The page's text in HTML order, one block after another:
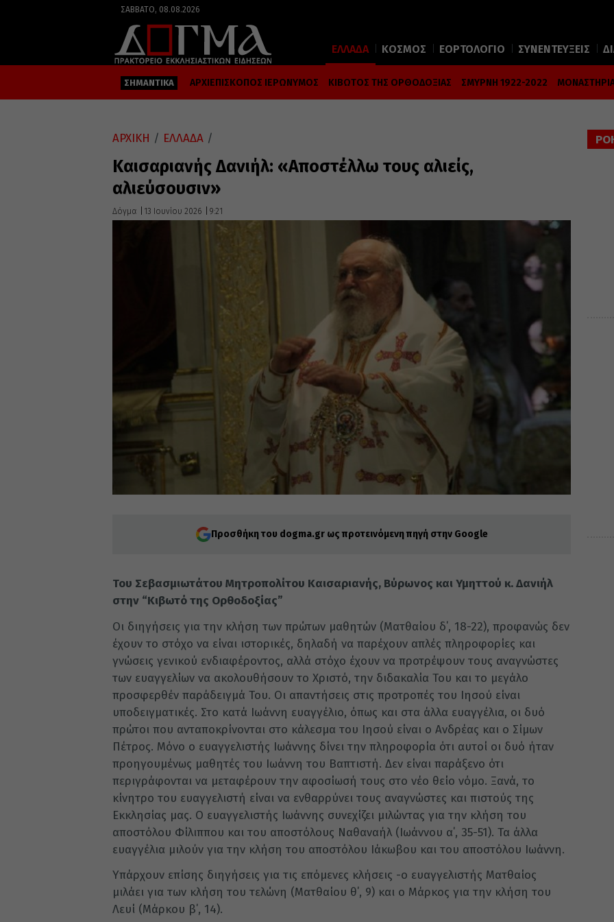
ΣΆΒΒΑΤΟ, 08.08.2026
ΕΛΛΑΔΑ ΚΟΣΜΟΣ ΕΟΡΤΟΛΟΓΙΟ ΣΥΝΕΝΤΕΥΞΕΙΣ
ΣΗΜΑΝΤΙΚΑ ΑΡΧΙΕΠΙΣΚΟΠΟΣ ΙΕΡΩΝΥΜΟΣ ΚΙΒΩΤΟΣ ΤΗΣ ΟΡΘΟΔΟΞΙΑΣ ΣΜΥΡΝΗ 1922-2022
ΑΡΧΙΚΗ / ΕΛΛΑΔΑ /
Καισαριανής Δανιήλ: «Αποστέλλω τους αλιείς,
αλιεύσουσιν»
Δόγμα 13 Ιουνίου 2026 9:21
Προσθήκη του dogma.gr ως προτεινόμενη πηγή στην Google
Του Σεβασμιωτάτου Μητροπολίτου Καισαριανής, Βύρωνος και Υμηττού κ. Δανιήλ
στην “Κιβωτό της Ορθοδοξίας”
Οι διηγήσεις για την κλήση των πρώτων μαθητών (Ματθαίου δ΄, 18-22), προφανώς δεν
έχουν το στόχο να είναι ιστορικές, δηλαδή να παρέχουν απλές πληροφορίες και
γνώσεις γενικού ενδιαφέροντος, αλλά στόχο έχουν να προτρέψουν τους αναγνώστες
των ευαγγελίων να ακολουθήσουν το Χριστό, την διδακαλία Του και το μεγάλο
προσφερθέν παράδειγμά Του. Οι απαντήσεις στις προτροπές του Ιησού είναι
υποδειγματικές. Στο κατά Ιωάννη ευαγγέλιο, όπως και στα άλλα ευαγγέλια, οι δυό
πρώτοι που ανταποκρίνονται στο κάλεσμα του Ιησού είναι ο Ανδρέας και ο Σίμων
Πέτρος. Μόνο ο ευαγγελιστής Ιωάννης δίνει την πληροφορία ότι αυτοί οι δυό ήταν
προηγουμένως μαθητές του Ιωάννη του Βαπτιστή. Δεν είναι παράξενο ότι
περιγράφονται να μεταφέρουν την αφοσίωσή τους στο νέο θείο νόμο. Ξανά, το
κίνητρο του ευαγγελιστή είναι να ενθαρρύνει τους αναγνώστες και πιστούς της
Εκκλησίας μας. Ο ευαγγελιστής Ιωάννης συνεχίζει μιλώντας για την κλήση του
αποστόλου Φίλιππου και του αποστόλους Ναθαναήλ (Ιωάννου α΄, 35-51). Τα άλλα
ευαγγέλια μιλούν για την κλήση του αποστόλου Ιάκωβου και του αποστόλου Ιωάννη.
Υπάρχουν επίσης διηγήσεις για τις επόμενες κλήσεις -ο ευαγγελιστής Ματθαίος
μιλάει για των κλήση του τελώνη (Ματθαίου θ΄, 9) και ο Μάρκος για την κλήση του
Λευί (Μάρκου β΄, 14).